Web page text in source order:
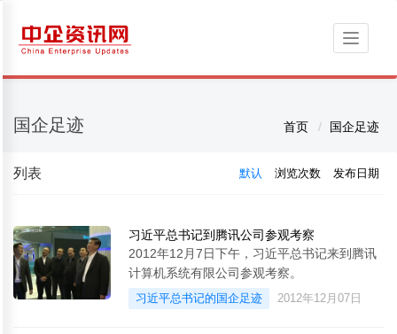
Toggle
国企足迹 首页 国企足迹
列表 默认 浏览次数 发布日期
习近平总书记到腾讯公司参观考察
2012年12月7日下午，习近平总书记来到腾讯
计算机系统有限公司参观考察。
习近平总书记的国企足迹 2012年12月07日